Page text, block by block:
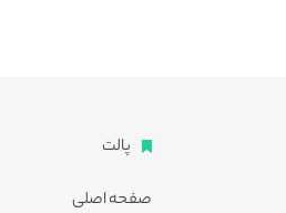
پالت
صفحه اصلی